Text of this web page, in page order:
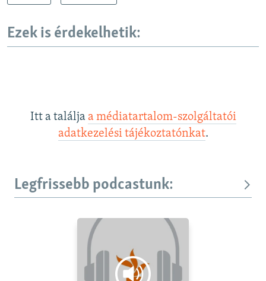
Ezek is érdekelhetik:
Itt a találja a médiatartalom-szolgáltatói
adatkezelési tájékoztatónkat.
Legfrissebb podcastunk: